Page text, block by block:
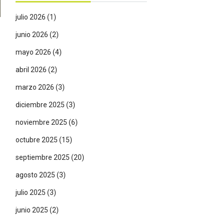
julio 2026 (1)
junio 2026 (2)
mayo 2026 (4)
abril 2026 (2)
marzo 2026 (3)
diciembre 2025 (3)
noviembre 2025 (6)
octubre 2025 (15)
septiembre 2025 (20)
agosto 2025 (3)
julio 2025 (3)
junio 2025 (2)